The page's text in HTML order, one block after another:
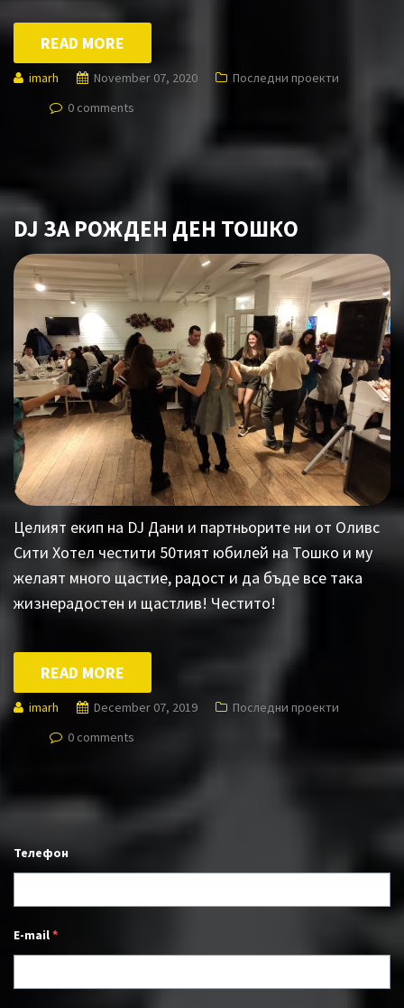
READ MORE
imarh November 07, 2020
Последни проекти
0 comments
DJ ЗА РОЖДЕН ДЕН ТОШКО
Целият екип на DJ Дани и партньорите ни от Оливс
Сити Хотел честити 50тият юбилей на Тошко и му
желаят много щастие, радост и да бъде все така
жизнерадостен и щастлив! Честито!
READ MORE
imarh December 07, 2019
Последни проекти
0 comments
Телефон
E-mail*